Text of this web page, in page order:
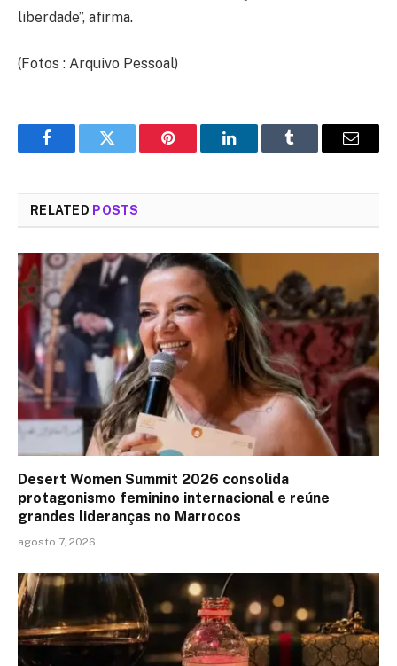
liberdade”, afirma.
(Fotos : Arquivo Pessoal)
FacebookTwitter Pinterest LinkedInTumblr Email
RELATED POSTS
Desert Women Summit 2026 consolida
protagonismo feminino internacional e reúne
grandes lideranças no Marrocos
agosto 7, 2026